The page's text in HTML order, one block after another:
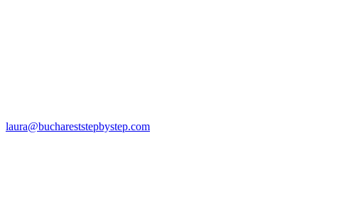
laura@buchareststepbystep.com